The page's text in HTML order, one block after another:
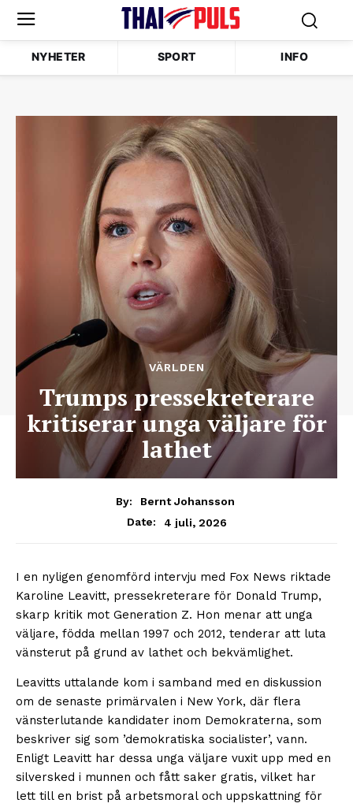
NYHETER SPORT INFO
VÄRLDEN
Trumps pressekreterare
kritiserar unga väljare för
lathet
By:
Bernt Johansson
Date:
4 juli, 2026
I en nyligen genomförd intervju med Fox News riktade
Karoline Leavitt, pressekreterare för Donald Trump,
skarp kritik mot Generation Z. Hon menar att unga
väljare, födda mellan 1997 och 2012, tenderar att luta
vänsterut på grund av lathet och bekvämlighet.
Leavitts uttalande kom i samband med en diskussion
om de senaste primärvalen i New York, där flera
vänsterlutande kandidater inom Demokraterna, som
beskriver sig som ’demokratiska socialister’, vann.
Enligt Leavitt har dessa unga väljare vuxit upp med en
silversked i munnen och fått saker gratis, vilket har
lett till en brist på arbetsmoral och uppskattning för